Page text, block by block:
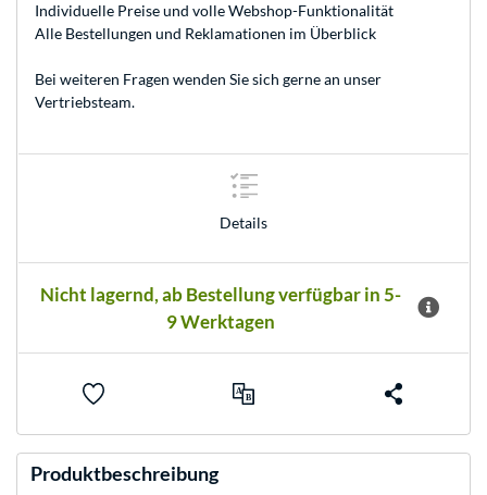
Individuelle Preise und volle Webshop-Funktionalität
Alle Bestellungen und Reklamationen im Überblick
Bei weiteren Fragen wenden Sie sich gerne an unser
Vertriebsteam.
Details
Nicht lagernd, ab Bestellung verfügbar in 5-
9 Werktagen
Produktbeschreibung